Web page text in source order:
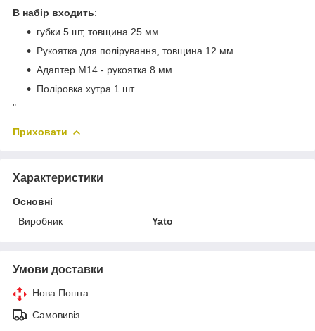
В набір входить:
губки 5 шт, товщина 25 мм
Рукоятка для полірування, товщина 12 мм
Адаптер M14 - рукоятка 8 мм
Поліровка хутра 1 шт
"
Приховати
Характеристики
Основні
Виробник
Yato
Умови доставки
Нова Пошта
Самовивіз